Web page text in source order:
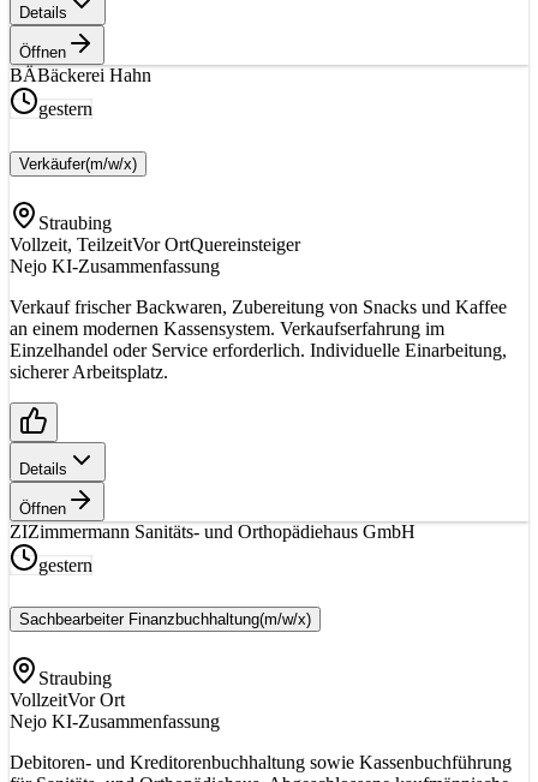
Details
Öffnen
BÄBäckerei Hahn
gestern
Verkäufer(m/w/x)
Straubing
Vollzeit, TeilzeitVor OrtQuereinsteiger
Nejo KI-Zusammenfassung
Verkauf frischer Backwaren, Zubereitung von Snacks und Kaffee
an einem modernen Kassensystem. Verkaufserfahrung im
Einzelhandel oder Service erforderlich. Individuelle Einarbeitung,
sicherer Arbeitsplatz.
Details
Öffnen
ZIZimmermann Sanitäts- und Orthopädiehaus GmbH
gestern
Sachbearbeiter Finanzbuchhaltung(m/w/x)
Straubing
VollzeitVor Ort
Nejo KI-Zusammenfassung
Debitoren- und Kreditorenbuchhaltung sowie Kassenbuchführung